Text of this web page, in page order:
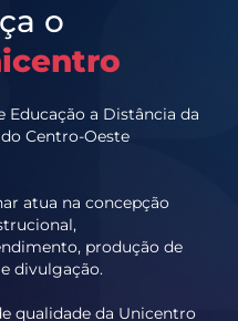
o
Educação a Distância da
Centro-Oeste
atua na concepção
produção de
divulgação.
qualidade da Unicentro